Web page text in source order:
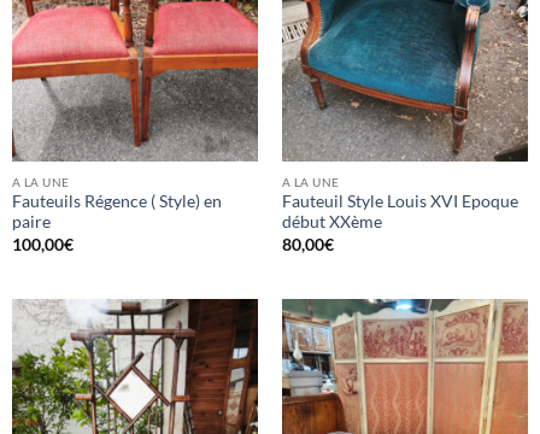
A LA UNE
Fauteuils Régence ( Style) en
paire
100,00€
A LA UNE
Fauteuil Style Louis XVI Epoque
début XXème
80,00€